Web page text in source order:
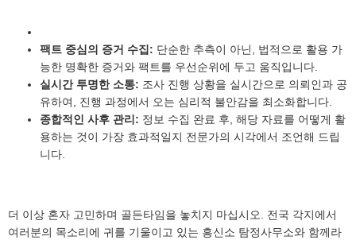
팩트 중심의 증거 수집: 단순한 추측이 아닌, 법적으로 활용 가
능한 명확한 증거와 팩트를 우선순위에 두고 움직입니다.
실시간 투명한 소통: 조사 진행 상황을 실시간으로 의뢰인과 공
유하여, 진행 과정에서 오는 심리적 불안감을 최소화합니다.
종합적인 사후 관리: 정보 수집 완료 후, 해당 자료를 어떻게 활
용하는 것이 가장 효과적일지 전문가의 시각에서 조언해 드립
니다.
더 이상 혼자 고민하며 골든타임을 놓치지 마십시오. 전국 각지에서
여러분의 목소리에 귀를 기울이고 있는 흥신소 탐정사무소와 함께라